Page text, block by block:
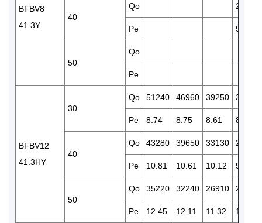
BFBV8
41.3Y
40
Qo 27610
Pe 9.99
50
Qo
Pe
BFBV12
41.3HY
30
Qo 51240 46960 39250 32590
Pe 8.74 8.75 8.61 8.33
40
Qo 43280 39650 33130 27410
Pe 10.81 10.61 10.12 9.53
50
Qo 35220 32240 26910 22240
Pe 12.45 12.11 11.32 10.47